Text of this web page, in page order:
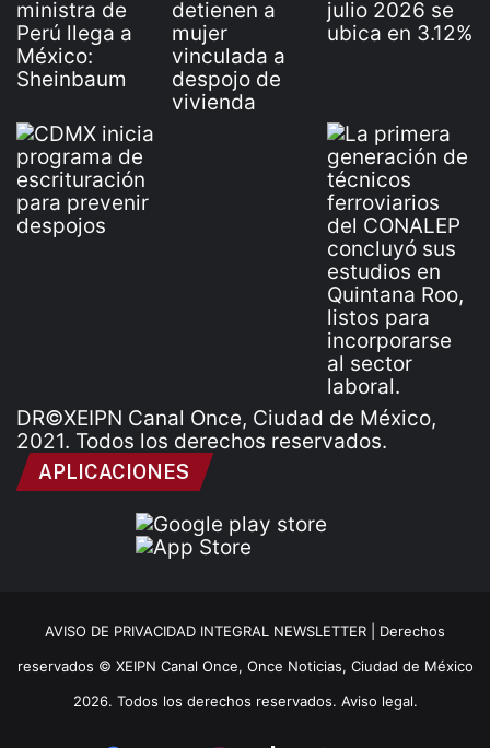
DR©XEIPN Canal Once, Ciudad de México,
2021. Todos los derechos reservados.
APLICACIONES
AVISO DE PRIVACIDAD INTEGRAL NEWSLETTER | Derechos
reservados © XEIPN Canal Once, Once Noticias, Ciudad de México
2026. Todos los derechos reservados. Aviso legal.